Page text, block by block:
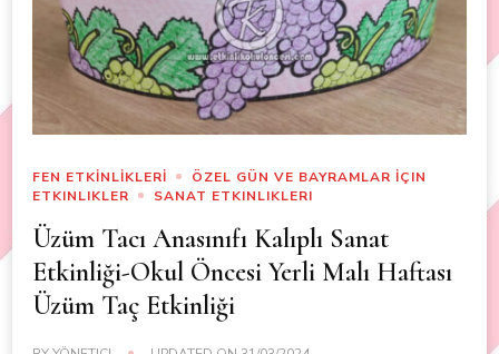
FEN ETKİNLİKLERİ
ÖZEL GÜN VE BAYRAMLAR İÇIN
ETKINLIKLER
SANAT ETKINLIKLERI
Üzüm Tacı Anasınıfı Kalıplı Sanat
Etkinliği-Okul Öncesi Yerli Malı Haftası
Üzüm Taç Etkinliği